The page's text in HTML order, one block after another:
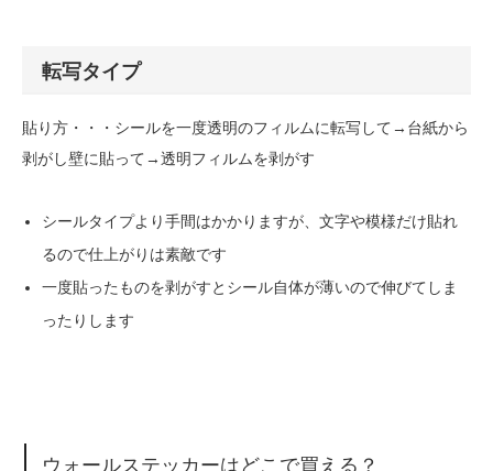
転写タイプ
貼り方・・・シールを一度透明のフィルムに転写して→台紙から
剥がし壁に貼って→透明フィルムを剥がす
シールタイプより手間はかかりますが、文字や模様だけ貼れ
るので仕上がりは素敵です
一度貼ったものを剥がすとシール自体が薄いので伸びてしま
ったりします
ウォールステッカーはどこで買える？